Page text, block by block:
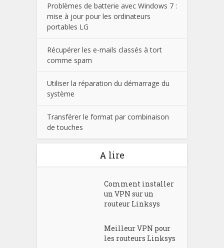
Problèmes de batterie avec Windows 7 :
mise à jour pour les ordinateurs
portables LG
Récupérer les e-mails classés à tort
comme spam
Utiliser la réparation du démarrage du
système
Transférer le format par combinaison
de touches
A lire
Comment installer
un VPN sur un
routeur Linksys
Meilleur VPN pour
les routeurs Linksys